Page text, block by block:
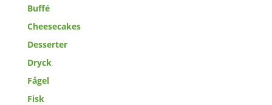
Buffé
Cheesecakes
Desserter
Dryck
Fågel
Fisk